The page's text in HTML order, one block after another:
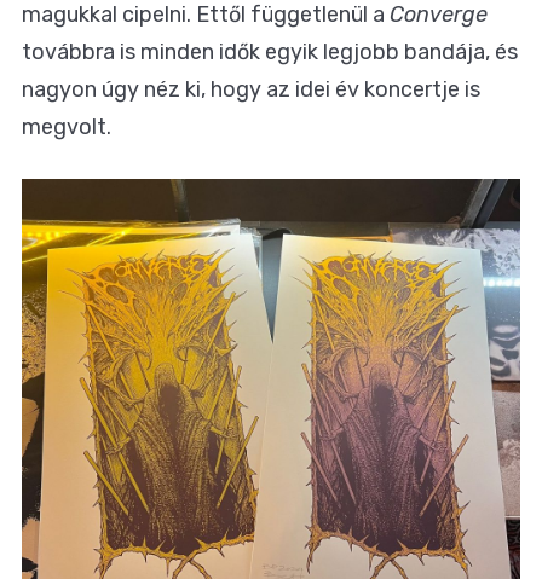
magukkal cipelni. Ettől függetlenül a Converge
továbbra is minden idők egyik legjobb bandája, és
nagyon úgy néz ki, hogy az idei év koncertje is
megvolt.